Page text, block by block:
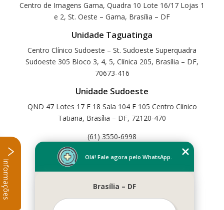
Centro de Imagens Gama, Quadra 10 Lote 16/17 Lojas 1
e 2, St. Oeste – Gama, Brasília – DF
Unidade Taguatinga
Centro Clínico Sudoeste – St. Sudoeste Superquadra
Sudoeste 305 Bloco 3, 4, 5, Clínica 205, Brasília – DF,
70673-416
Unidade Sudoeste
QND 47 Lotes 17 E 18 Sala 104 E 105 Centro Clínico
Tatiana, Brasília – DF, 72120-470
(61) 3550-6998
Home
Serviços
Contato
Olá! Fale agora pelo WhatsApp.
Brasília – DF
Informações